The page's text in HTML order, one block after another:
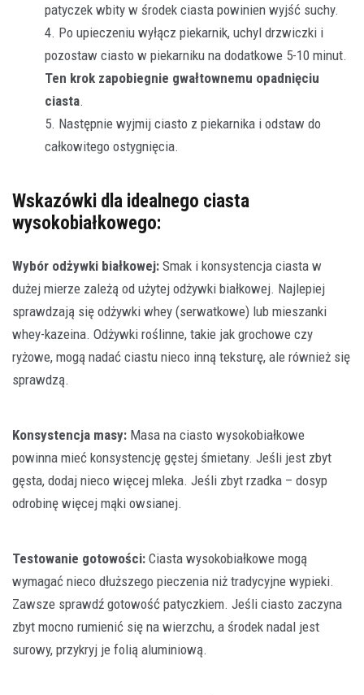
patyczek wbity w środek ciasta powinien wyjść suchy.
Po upieczeniu wyłącz piekarnik, uchyl drzwiczki i
pozostaw ciasto w piekarniku na dodatkowe 5-10 minut.
Ten krok zapobiegnie gwałtownemu opadnięciu
ciasta.
Następnie wyjmij ciasto z piekarnika i odstaw do
całkowitego ostygnięcia.
Wskazówki dla idealnego ciasta
wysokobiałkowego:
Wybór odżywki białkowej: Smak i konsystencja ciasta w
dużej mierze zależą od użytej odżywki białkowej. Najlepiej
sprawdzają się odżywki whey (serwatkowe) lub mieszanki
whey-kazeina. Odżywki roślinne, takie jak grochowe czy
ryżowe, mogą nadać ciastu nieco inną teksturę, ale również się
sprawdzą.
Konsystencja masy: Masa na ciasto wysokobiałkowe
powinna mieć konsystencję gęstej śmietany. Jeśli jest zbyt
gęsta, dodaj nieco więcej mleka. Jeśli zbyt rzadka – dosyp
odrobinę więcej mąki owsianej.
Testowanie gotowości: Ciasta wysokobiałkowe mogą
wymagać nieco dłuższego pieczenia niż tradycyjne wypieki.
Zawsze sprawdź gotowość patyczkiem. Jeśli ciasto zaczyna
zbyt mocno rumienić się na wierzchu, a środek nadal jest
surowy, przykryj je folią aluminiową.